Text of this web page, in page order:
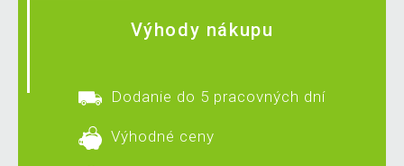
Výhody nákupu
Dodanie do 5 pracovných dní
Výhodné ceny